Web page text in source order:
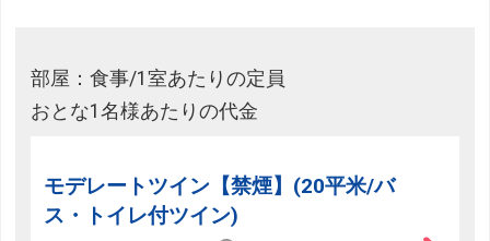
部屋：食事/1室あたりの定員
おとな1名様あたりの代金
モデレートツイン【禁煙】(20平米/バ
ス・トイレ付ツイン)